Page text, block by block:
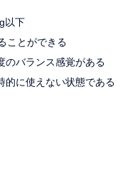
以下
ことができる
のバランス感覚がある
的に使えない状態である